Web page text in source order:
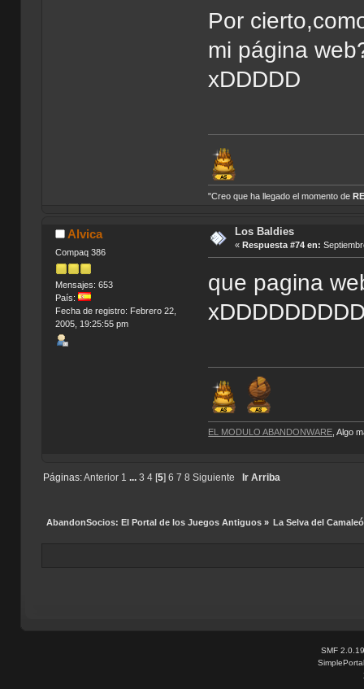
Por
mi página
xDDDDD
"Creo que ha llegado el momento de
Alvica
Compaq 386
Mensajes: 653
País:
Fecha de registro: Febrero 22,
2005, 19:25:55 pm
Los Baldies
« Respuesta #74 en:
que pagina
EL MODULO ABANDONWARE , Algo
Páginas:Anterior 1 ... 3 4[ 5] 6 7 8 Siguiente Ir Arriba
AbandonSocios: El Portal de los Juegos Antiguos» La Selva del
SMF 2.0.19